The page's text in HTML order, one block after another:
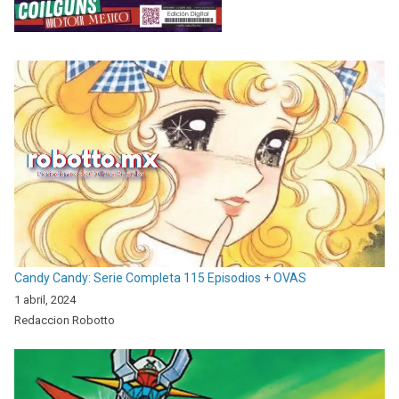
Candy Candy: Serie Completa 115 Episodios + OVAS
1 abril, 2024
Redaccion Robotto